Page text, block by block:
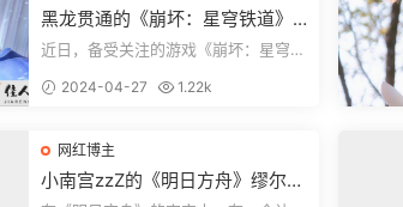
黑龙贯通的《崩坏：星穹铁道》
布洛妮娅Cosplay展示
近日，备受关注的游戏《崩坏：星穹铁
了众多粉...
2024-04-27 1.22k
网红博主
小南宫zzZ的《明日方舟》缪尔赛